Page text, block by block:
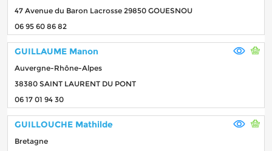
47 Avenue du Baron Lacrosse 29850 GOUESNOU
06 95 60 86 82
GUILLAUME Manon
Auvergne-Rhône-Alpes
38380 SAINT LAURENT DU PONT
06 17 01 94 30
GUILLOUCHE Mathilde
Bretagne